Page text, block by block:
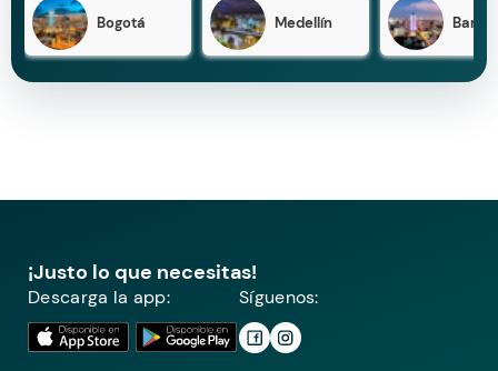
Bogotá Medellín
¡Justo lo que necesitas!
Descarga la app: Síguenos: